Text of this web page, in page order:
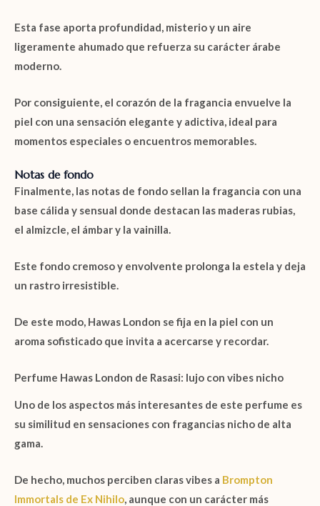
Esta fase aporta profundidad, misterio y un aire
ligeramente ahumado que refuerza su carácter árabe
moderno.
Por consiguiente, el corazón de la fragancia envuelve la
piel con una sensación elegante y adictiva, ideal para
momentos especiales o encuentros memorables.
Notas de fondo
Finalmente, las notas de fondo sellan la fragancia con una
base cálida y sensual donde destacan las maderas rubias,
el almizcle, el ámbary la vainilla.
Este fondo cremoso y envolvente prolonga la estela y deja
un rastro irresistible.
De este modo, Hawas London se fija en la piel con un
aroma sofisticado que invita a acercarse y recordar.
Perfume Hawas London de Rasasi: lujo con vibes nicho
Uno de los aspectos más interesantes de este perfume es
su similitud en sensaciones con fragancias nicho de alta
gama.
De hecho, muchos perciben claras vibes a Brompton
Immortals de Ex Nihilo , aunque con un carácter más